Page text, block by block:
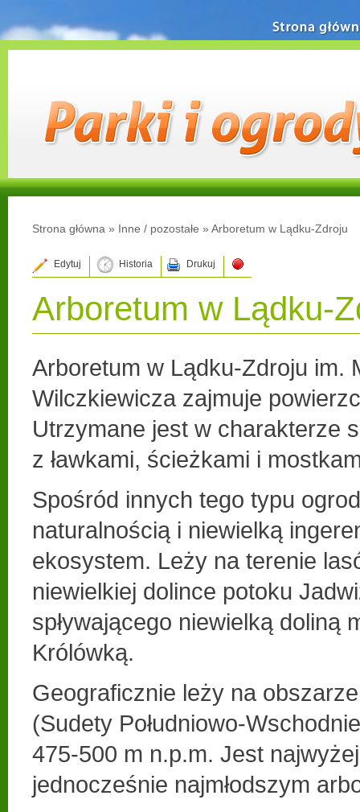
Strona główna » Inne / pozostałe » Arboretum w Lądku-Zdroju
Edytuj Historia Drukuj
Arboretum w Lądku-
Arboretum w Lądku-Zdroju im.
Wilczkiewicza zajmuje
Utrzymane jest w charakterze
z ławkami, ścieżkami i
Spośród innych tego typu
naturalnością i niewielką
ekosystem. Leży na terenie
niewielkiej dolince potoku
spływającego niewielką doliną
Królówką.
Geograficznie leży na
(Sudety Południowo-
475-500 m n.p.m. Jest
jednocześnie najmłodszym
Strona główna